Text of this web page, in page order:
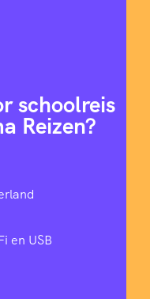
schoolreis
Reizen?
en USB